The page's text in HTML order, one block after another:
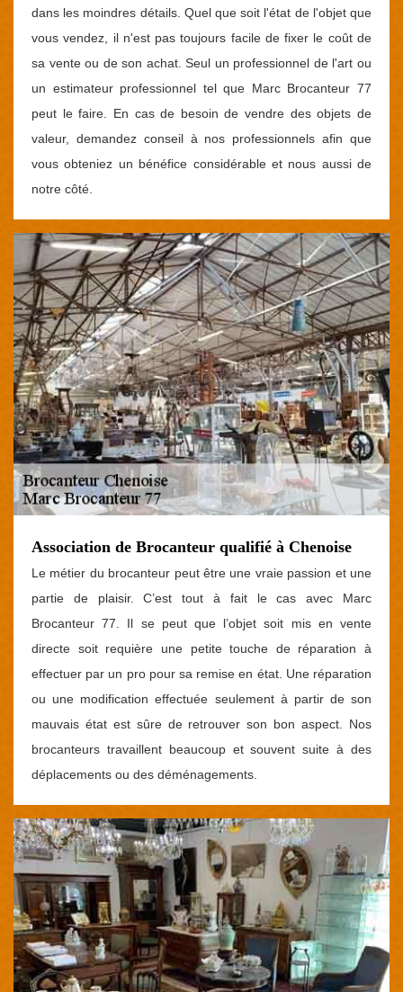
dans les moindres détails. Quel que soit l'état de l'objet que
vous vendez, il n'est pas toujours facile de fixer le coût de
sa vente ou de son achat. Seul un professionnel de l'art ou
un estimateur professionnel tel que Marc Brocanteur 77
peut le faire. En cas de besoin de vendre des objets de
valeur, demandez conseil à nos professionnels afin que
vous obteniez un bénéfice considérable et nous aussi de
notre côté.
Association de Brocanteur qualifié à Chenoise
Le métier du brocanteur peut être une vraie passion et une
partie de plaisir. C’est tout à fait le cas avec Marc
Brocanteur 77. Il se peut que l’objet soit mis en vente
directe soit requière une petite touche de réparation à
effectuer par un pro pour sa remise en état. Une réparation
ou une modification effectuée seulement à partir de son
mauvais état est sûre de retrouver son bon aspect. Nos
brocanteurs travaillent beaucoup et souvent suite à des
déplacements ou des déménagements.